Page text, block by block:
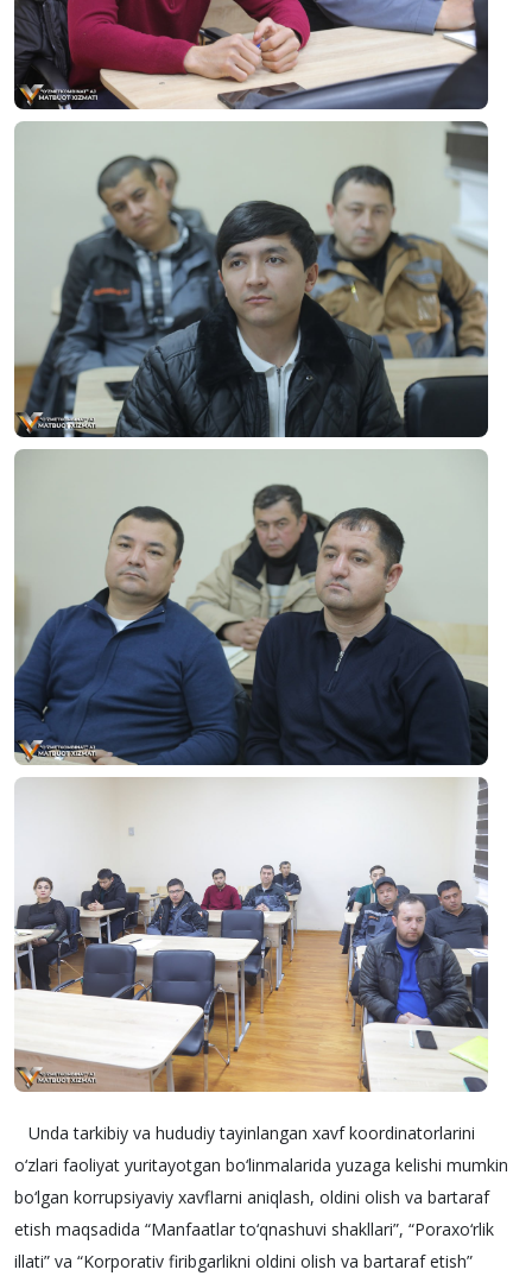
Unda tarkibiy va hududiy tayinlangan xavf koordinatorlarini
o‘zlari faoliyat yuritayotgan bo‘linmalarida yuzaga kelishi mumkin
bo‘lgan korrupsiyaviy xavflarni aniqlash, oldini olish va bartaraf
etish maqsadida “Manfaatlar to‘qnashuvi shakllari”, “Poraxo‘rlik
illati” va “Korporativ firibgarlikni oldini olish va bartaraf etish”